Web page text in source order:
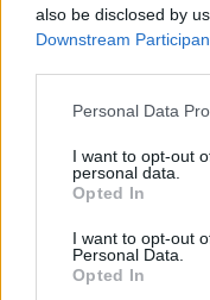
also be disclosed by
Downstream
Personal Data
I want to opt-out
personal data.
Opted In
I want to opt-out
Personal Data.
Opted In
delusione
15/04/2012
Il processo è in
Poma va in onda